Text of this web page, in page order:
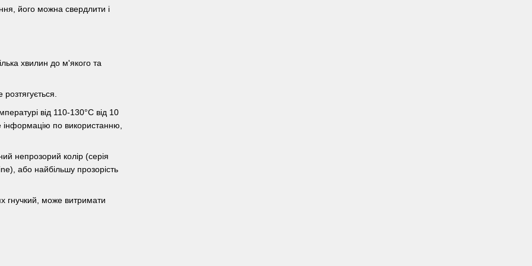
його можна свердлити і
хвилин до м'якого та
від 110-130°C від 10
інформацію по використанню,
непрозорий колір (серія
або найбільшу прозорість
гнучкий, може витримати